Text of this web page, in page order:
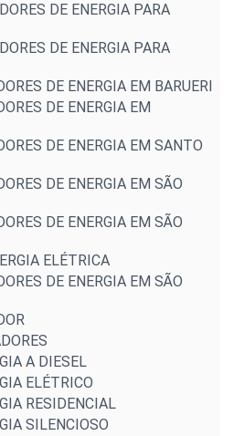
DE ENERGIA PARA
DE ENERGIA PARA
DE ENERGIA EM BARUERI
DE ENERGIA EM
DE ENERGIA EM SANTO
DE ENERGIA EM SÃO
DE ENERGIA EM SÃO
ELÉTRICA
DE ENERGIA EM SÃO
A DIESEL
ELÉTRICO
RESIDENCIAL
SILENCIOSO